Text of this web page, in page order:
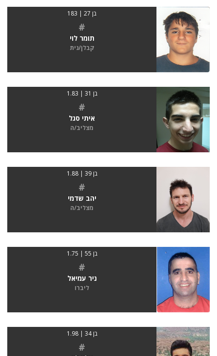
בן 27 | 183
#
תומר לוי
קבלן/נית
בן 31 | 1.83
#
איתי סגל
מצליב/ה
בן 39 | 1.88
#
יהב שדמי
מצליב/ה
בן 55 | 1.75
#
ניר עמיאל
ליברו
בן 34 | 1.98
#